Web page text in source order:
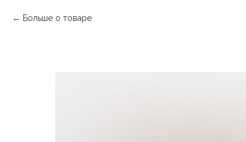
Больше о товаре